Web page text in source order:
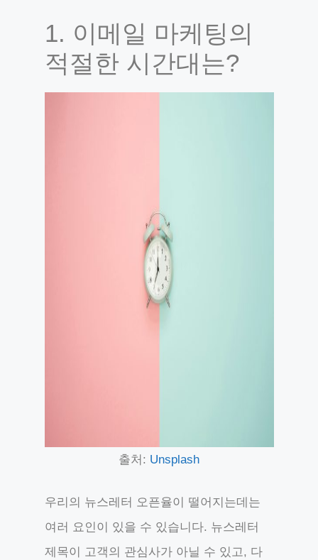
1. 이메일 마케팅의
적절한 시간대는?
출처: Unsplash
우리의 뉴스레터 오픈율이 떨어지는데는
여러 요인이 있을 수 있습니다. 뉴스레터
제목이 고객의 관심사가 아닐 수 있고, 다